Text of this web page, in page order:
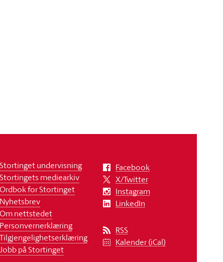
Stortinget undervisning
Stortingets mediearkiv
Ordbok for Stortinget
Nyhetsbrev
Om nettstedet
Personvernerklæring
Tilgjengelighetserklæring
Jobb på Stortinget
Facebook
X/Twitter
Instagram
LinkedIn
RSS
Kalender (iCal)